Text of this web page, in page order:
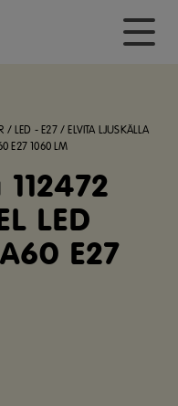
/LED - E27/ELVITA LJUSKÄLLA
E27 1060 LM
LED
E27